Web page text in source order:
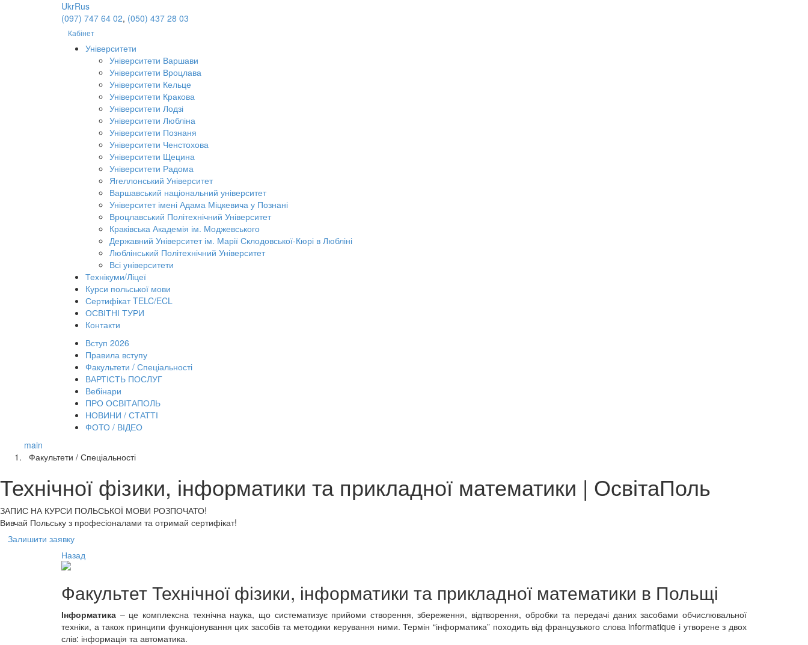
UkrRus
(097) 747 64 02, (050) 437 28 03
Кабінет
Університети
Університети Варшави
Університети Вроцлава
Університети Кельце
Університети Кракова
Університети Лодзі
Університети Любліна
Університети Познаня
Університети Ченстохова
Університети Щецина
Університети Радома
Ягеллонський Університет
Варшавський національний університет
Університет імені Адама Міцкевича у Познані
Вроцлавський Політехнічний Університет
Краківська Академія ім. Моджевського
Державний Університет ім. Марії Склодовської-Кюрі в Любліні
Люблінський Політехнічний Університет
Всі університети
Технікуми/Ліцеї
Курси польської мови
Сертифікат TELC/ECL
ОСВІТНІ ТУРИ
Контакти
Вступ 2026
Правила вступу
Факультети / Спеціальності
ВАРТІСТЬ ПОСЛУГ
Вебінари
ПРО ОСВІТАПОЛЬ
НОВИНИ / СТАТТІ
ФОТО / ВІДЕО
main
Факультети / Спеціальності
Технічної фізики, інформатики та прикладної математики | ОсвітаПоль
ЗАПИС НА КУРСИ ПОЛЬСЬКОЇ МОВИ РОЗПОЧАТО!
Вивчай Польську з професіоналами та отримай сертифікат!
Залишити заявку
Назад
ФакультетТехнічної фізики, інформатики та прикладної математики в Польщі
Інформатика – це комплексна технічна наука, що систематизує прийоми створення, збереження, відтворення, обробки та передачі даних засобами обчислювальної
техніки, а також принципи функціонування цих засобів та методики керування ними. Термін “інформатика” походить від французького слова informatique і утворене з двох
слів: інформація та автоматика.